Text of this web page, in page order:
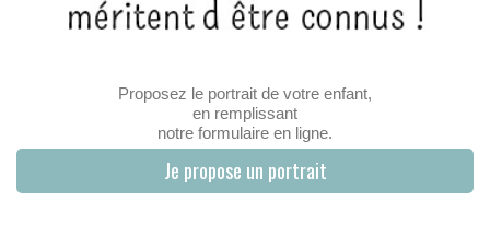
Proposez le portrait de votre enfant,
en remplissant
notre formulaire en ligne.
Je propose un portrait